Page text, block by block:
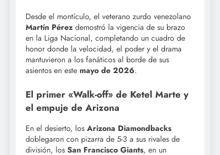
Desde el montículo, el veterano zurdo venezolano
Martín Pérez demostró la vigencia de su brazo
en la Liga Nacional, completando un cuadro de
honor donde la velocidad, el poder y el drama
mantuvieron a los fanáticos al borde de sus
asientos en este mayo de 2026.
El primer «Walk-off» de Ketel Marte y
el empuje de Arizona
En el desierto, los Arizona Diamondbacks
doblegaron con pizarra de 5-3 a sus rivales de
división, los San Francisco Giants, en un